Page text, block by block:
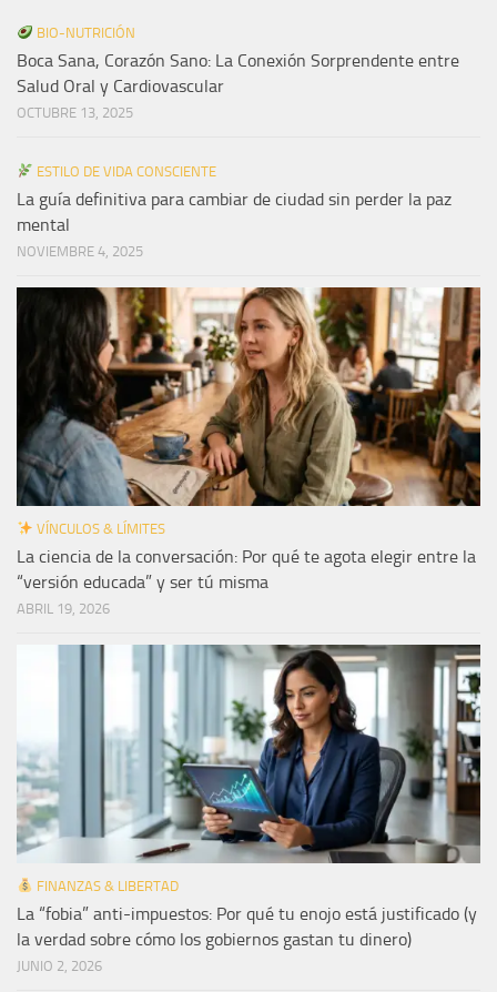
BIO-NUTRICIÓN
Boca Sana, Corazón Sano: La Conexión Sorprendente entre
Salud Oral y Cardiovascular
OCTUBRE 13, 2025
ESTILO DE VIDA CONSCIENTE
La guía definitiva para cambiar de ciudad sin perder la paz
mental
NOVIEMBRE 4, 2025
VÍNCULOS & LÍMITES
La ciencia de la conversación: Por qué te agota elegir entre la
“versión educada” y ser tú misma
ABRIL 19, 2026
FINANZAS & LIBERTAD
La “fobia” anti-impuestos: Por qué tu enojo está justificado (y
la verdad sobre cómo los gobiernos gastan tu dinero)
JUNIO 2, 2026